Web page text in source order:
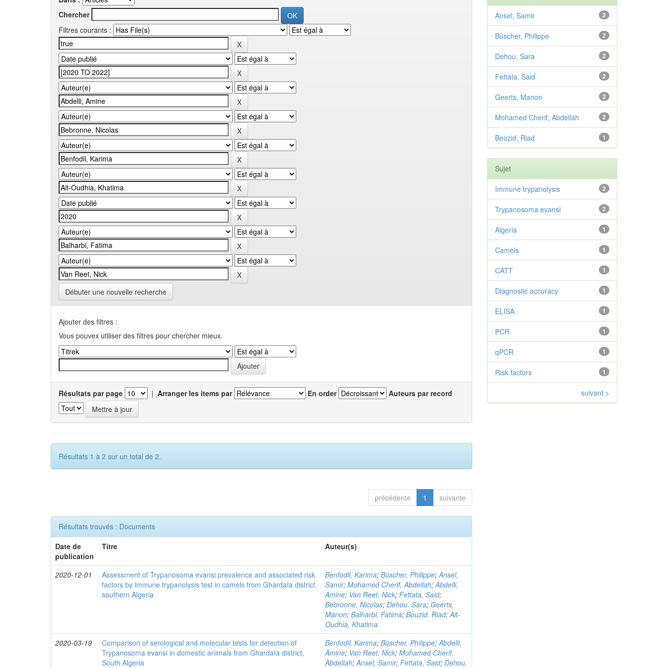
Chercher
Filtres courants :
Débuter une nouvelle recherche
Ajouter des filtres :
Vous pouvex utiliser des filtres pour chercher mieux.
Résultats par page | Arranger les items par En order Auteurs par record
Résultats 1 à 2 sur un total de 2.
précédente 1 suivante
Résultats trouvés : Documents
Date de
publication
Titre Auteur(s)
2020-12-01
Assessment of Trypanosoma evansi prevalence and associated risk
factors by immune trypanolysis test in camels from Ghardaïa district,
southern Algeria
Benfodil, Karima;Büscher, Philippe;Ansel,
Samir;Mohamed Cherif, Abdellah;Abdelli,
Amine; Van Reet, Nick;Fettata, Said;
Bebronne, Nicolas;Dehou, Sara; Geerts,
Manon;Balharbi, Fatima;Bouzid, Riad;Ait-
Oudhia, Khatima
2020-03-19
Comparison of serological and molecular tests for detection of
Trypanosoma evansi in domestic animals from Ghardaïa district,
South Algeria
Benfodil, Karima;Büscher, Philippe;Abdelli,
Amine; Van Reet, Nick;Mohamed Cherif,
Abdellah;Ansel, Samir;Fettata, Said;Dehou,
2
Ansel, Samir
2
Büscher, Philippe
2
Dehou, Sara
2
Fettata, Said
2
Geerts, Manon
2
Mohamed Cherif, Abdellah
1
Bouzid, Riad
Sujet
2
Immune trypanolysis
2
Trypanosoma evansi
1
Algeria
1
Camels
1
CATT
1
Diagnostic accuracy
1
ELISA
1
PCR
1
qPCR
1
Risk factors
suivant >